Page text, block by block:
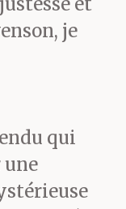
je
qui
une